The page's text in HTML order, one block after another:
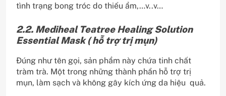
tình trạng bong tróc do thiếu ẩm,…v..v…
2.2. Mediheal Teatree Healing Solution
Essential Mask ( hỗ trợ trị mụn)
Đúng như tên gọi, sản phẩm này chứa tinh chất
tràm trà. Một trong những thành phần hỗ trợ trị
mụn, làm sạch và không gây kích ứng da hiệu quả.